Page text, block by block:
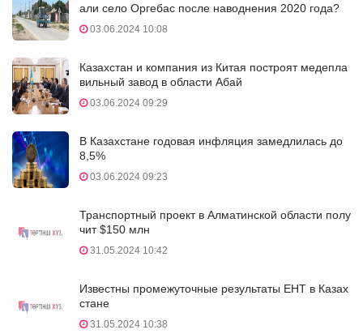
али село Оргебас после наводнения 2020 года?
03.06.2024 10:08
Казахстан и компания из Китая построят медепла
вильный завод в области Абай
03.06.2024 09:29
В Казахстане годовая инфляция замедлилась до
8,5%
03.06.2024 09:23
Транспортный проект в Алматинской области полу
чит $150 млн
31.05.2024 10:42
Известны промежуточные результаты ЕНТ в Казах
стане
31.05.2024 10:38